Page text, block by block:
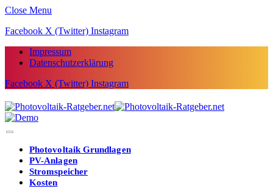
Close Menu
Facebook X (Twitter) Instagram
Impressum
Datenschutzerklärung
Facebook X (Twitter) Instagram
Photovoltaik Grundlagen
PV-Anlagen
Stromspeicher
Kosten